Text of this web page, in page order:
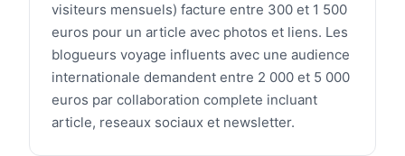
visiteurs mensuels) facture entre 300 et 1 500
euros pour un article avec photos et liens. Les
blogueurs voyage influents avec une audience
internationale demandent entre 2 000 et 5 000
euros par collaboration complete incluant
article, reseaux sociaux et newsletter.